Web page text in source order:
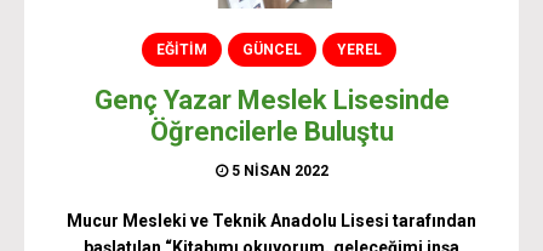
EĞİTİM GÜNCEL YEREL
Genç Yazar Meslek Lisesinde
Öğrencilerle Buluştu
5 NISAN 2022
Mucur Mesleki ve Teknik Anadolu Lisesi tarafından